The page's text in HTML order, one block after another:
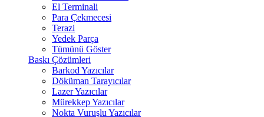
El Terminali
Para Çekmecesi
Terazi
Yedek Parça
Tümünü Göster
Baskı Çözümleri
Barkod Yazıcılar
Döküman Tarayıcılar
Lazer Yazıcılar
Mürekkep Yazıcılar
Nokta Vuruşlu Yazıcılar